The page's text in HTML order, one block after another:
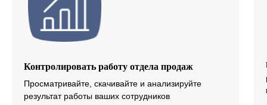
Контролировать работу отдела продаж
Просматривайте, скачивайте и анализируйте
результат работы ваших сотрудников